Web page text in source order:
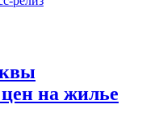
на жилье